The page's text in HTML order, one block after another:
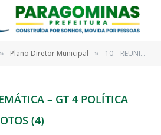
» Plano Diretor Municipal » 10 – REUNIÃO TEMÁTICA – GT 4 POLÍTICA ECONÔMICA – FOTOS (4)
– GT 4 POLÍTICA
(4)